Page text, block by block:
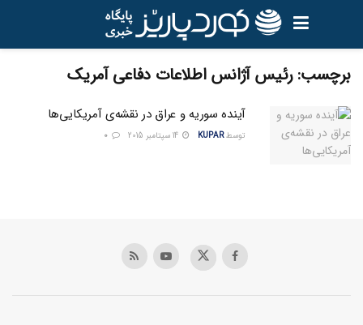
برچسب:رئیس آژانس اطلاعات دفاعی آمریک
آینده سوریه و عراق در نقشه‌ی آمریکایی‌ها
توسط KUPAR